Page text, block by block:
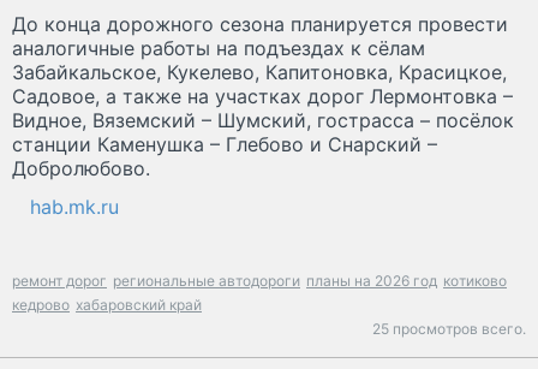
До конца дорожного сезона планируется провести
аналогичные работы на подъездах к сёлам
Забайкальское, Кукелево, Капитоновка, Красицкое,
Садовое, а также на участках дорог Лермонтовка –
Видное, Вяземский – Шумский, гострасса – посёлок
станции Каменушка – Глебово и Снарский –
Добролюбово.
hab.mk.ru
ремонт дорог региональные автодороги планы на 2026 год котиково
кедрово хабаровский край
25 просмотров всего.